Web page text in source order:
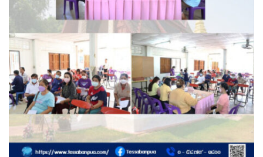
ติดต่อหน่วยงาน
ที่พัก
Amante Baristro Hotel & Cafe’ @Pua
C View Home
Deply
Go Hight ‘O Village